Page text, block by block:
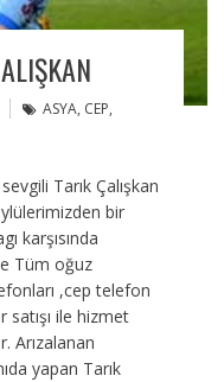
ASYA, CEP,
Tarık Çalışkan
bir
karşısında
Tüm oğuz
,cep telefon
ile hizmet
Arızalanan
yapan Tarık